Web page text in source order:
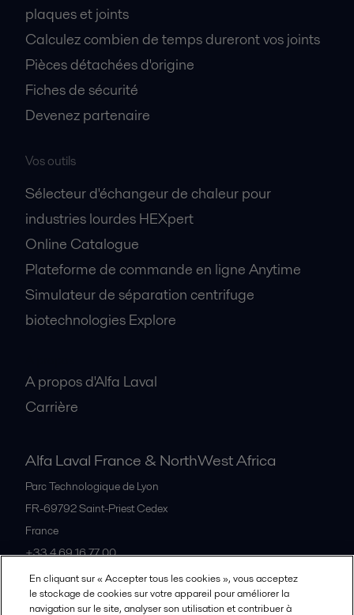
plaques et joints
Calculez combien de temps dureront vos joints
Pièces détachées d'origine
Fiches de sécurité
Devenez partenaire
Vos outils
Sélecteur d'échangeur de chaleur pour
industries lourdes HEXpert
Online Catalogue
Plateforme de commande en ligne Anytime
Simulateur de séparation centrifuge
biotechnologies Explore
A propos d'Alfa Laval
Carrière
Alfa Laval France & NorthWest Africa
Parc Technologique de Lyon
FR-69792Saint-Priest Cedex
France
+33 4 69 16 77 00
Tous les bureaux et partenaires
En cliquant sur « Accepter tous les cookies », vous acceptez
le stockage de cookies sur votre appareil pour améliorer la
navigation sur le site, analyser son utilisation et contribuer à